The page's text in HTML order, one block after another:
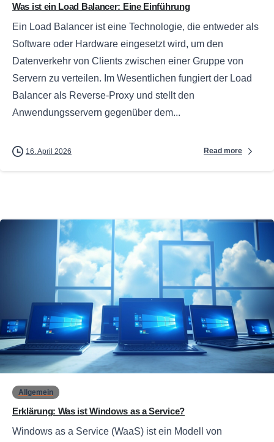
Was ist ein Load Balancer: Eine Einführung
Ein Load Balancer ist eine Technologie, die entweder als
Software oder Hardware eingesetzt wird, um den
Datenverkehr von Clients zwischen einer Gruppe von
Servern zu verteilen. Im Wesentlichen fungiert der Load
Balancer als Reverse-Proxy und stellt den
Anwendungsservern gegenüber dem...
16. April 2026 Read more
0
Allgemein
Erklärung: Was ist Windows as a Service?
Windows as a Service (WaaS) ist ein Modell von